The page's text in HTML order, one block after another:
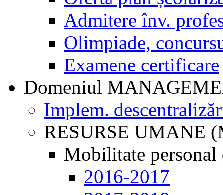
Admitere înv.
Olimpiade,
Examene certificare
Domeniul
Implem.
RESURSE UMANE
Mobilitate personal
2016-2017